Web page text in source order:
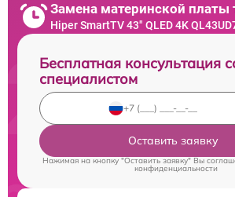
Замена материнской платы
Hiper SmartTV 43" QLED 4K
Бесплатная консультация
специалистом
Оставить заявку
Нажимая на кнопку "Оставить заявку" Вы
конфиденциальности